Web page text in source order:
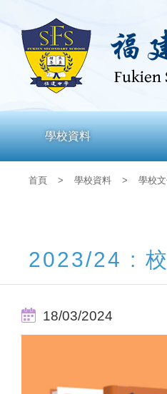
學校資料
首頁 > 學校資料 > 學校
2023/24 :
18/03/2024